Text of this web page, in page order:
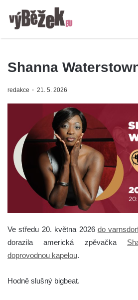
Shanna
redakce 21. 5. 2026
Ve středu 20. května 2026 do
dorazila americká zpěvačka
doprovodnou kapelou.
Hodně slušný bigbeat.